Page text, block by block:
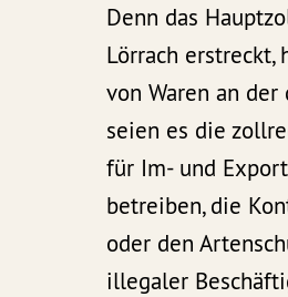
Denn das
Lörrach
von Waren an
seien es die
für Im- und
betreiben, die
oder den
illegaler